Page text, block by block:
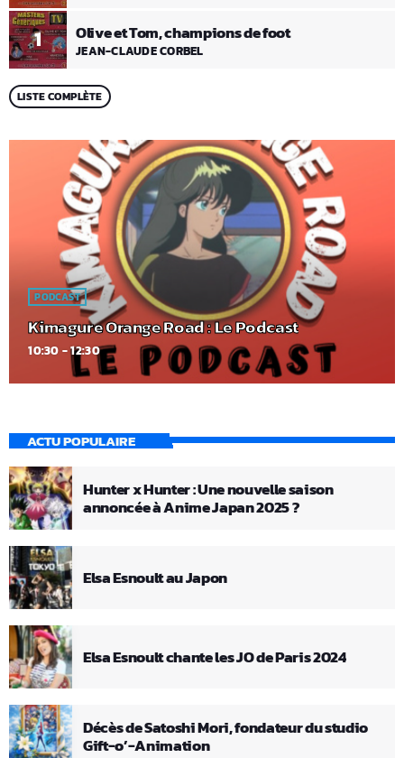
1 Olive et Tom, champions de foot
JEAN-CLAUDE CORBEL
LISTE COMPLÈTE
PODCAST
Kimagure Orange Road : Le Podcast
10:30 - 12:30
ACTU POPULAIRE
Hunter x Hunter : Une nouvelle saison
annoncée à Anime Japan 2025 ?
Elsa Esnoult au Japon
Elsa Esnoult chante les JO de Paris 2024
Décès de Satoshi Mori, fondateur du studio
Gift-o’-Animation